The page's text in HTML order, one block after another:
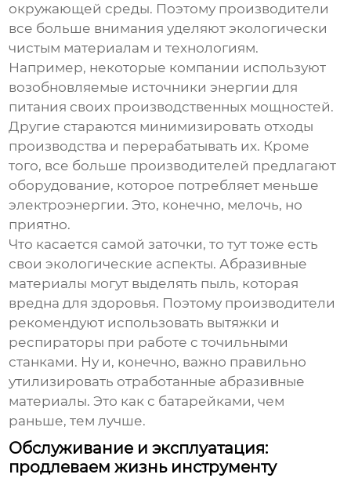
окружающей среды. Поэтому производители
все больше внимания уделяют экологически
чистым материалам и технологиям.
Например, некоторые компании используют
возобновляемые источники энергии для
питания своих производственных мощностей.
Другие стараются минимизировать отходы
производства и перерабатывать их. Кроме
того, все больше производителей предлагают
оборудование, которое потребляет меньше
электроэнергии. Это, конечно, мелочь, но
приятно.
Что касается самой заточки, то тут тоже есть
свои экологические аспекты. Абразивные
материалы могут выделять пыль, которая
вредна для здоровья. Поэтому производители
рекомендуют использовать вытяжки и
респираторы при работе с точильными
станками. Ну и, конечно, важно правильно
утилизировать отработанные абразивные
материалы. Это как с батарейками, чем
раньше, тем лучше.
Обслуживание и эксплуатация:
продлеваем жизнь инструменту